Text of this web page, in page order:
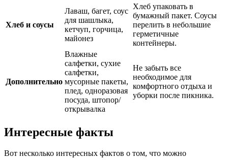
Хлеб и соусы
Лаваш, багет, соус
для шашлыка,
кетчуп, горчица,
майонез
Хлеб упаковать в
бумажный пакет. Соусы
перелить в небольшие
герметичные
контейнеры.
Дополнительно
Влажные
салфетки, сухие
салфетки,
мусорные пакеты,
плед, одноразовая
посуда, штопор/
открывалка
Не забыть все
необходимое для
комфортного отдыха и
уборки после пикника.
Интересные факты
Вот несколько интересных фактов о том, что можно